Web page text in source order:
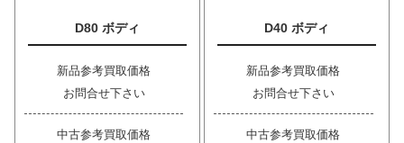
D80 ボディ
新品参考買取価格
お問合せ下さい
中古参考買取価格
D40 ボディ
新品参考買取価格
お問合せ下さい
中古参考買取価格